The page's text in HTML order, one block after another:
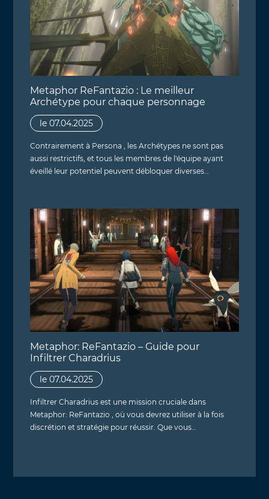
Metaphor ReFantazio : Le meilleur
Archétype pour chaque personnage
le 07.04.2025
Contrairement à Persona , les Archétypes ne sont pas
aussi restrictifs, et tous les membres de l'équipe ayant
éveillé leur potentiel peuvent débloquer diverses…
Metaphor: ReFantazio – Guide pour
Infiltrer Charadrius
le 07.04.2025
Infiltrer Charadrius est une mission cruciale dans
Metaphor: ReFantazio , où vous devrez utiliser à la fois
discrétion et stratégie pour réussir. Que vous…